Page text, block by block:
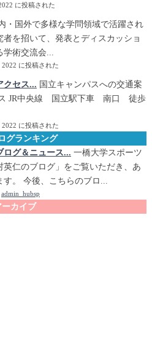
に投稿された
・国外で多様な学問領域で活躍され
者を招いて、発表とディスカッショ
術交流会...
2022 に投稿された
クセス... 国立キャンパスへの交通案
ス JR中央線 国立駅下車 南口 徒歩
2022 に投稿された
グランキング
ログ＆ニュース... 一橋大学スポーツ
英仁のブログ」をご覧いただき、あ
す。 今後、こちらのブロ...
admin_hubsp
ーカイブ